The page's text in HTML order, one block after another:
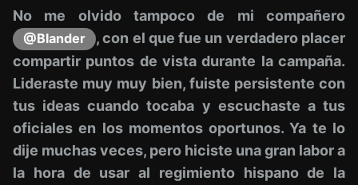
No me olvido tampoco de mi compañero
@Blander
, con el que fue un verdadero placer
compartir puntos de vista durante la campaña.
Lideraste muy muy bien, fuiste persistente con
tus ideas cuando tocaba y escuchaste a tus
oficiales en los momentos oportunos. Ya te lo
dije muchas veces, pero hiciste una gran labor a
la hora de usar al regimiento hispano de la